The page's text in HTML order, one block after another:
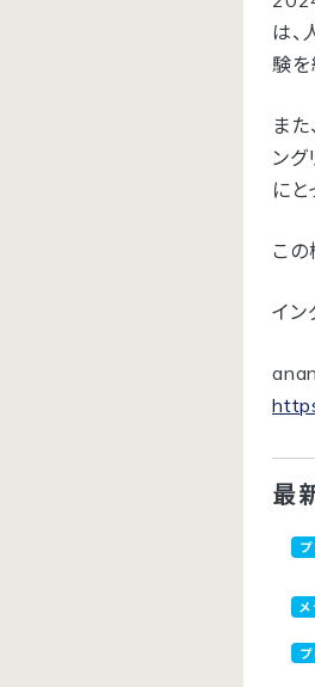
は
験を
ま
ング
にと
この
イン
最